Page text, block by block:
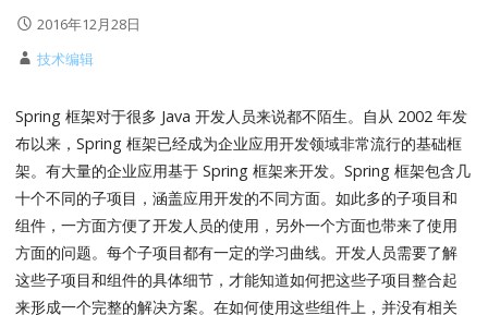
2016年12月28日
技术编辑
Spring 框架对于很多 Java 开发人员来说都不陌生。自从 2002 年发
布以来，Spring 框架已经成为企业应用开发领域非常流行的基础框
架。有大量的企业应用基于 Spring 框架来开发。Spring 框架包含几
十个不同的子项目，涵盖应用开发的不同方面。如此多的子项目和
组件，一方面方便了开发人员的使用，另外一个方面也带来了使用
方面的问题。每个子项目都有一定的学习曲线。开发人员需要了解
这些子项目和组件的具体细节，才能知道如何把这些子项目整合起
来形成一个完整的解决方案。在如何使用这些组件上，并没有相关